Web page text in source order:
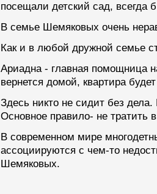
посещали детский сад, всегда
В семье Шемяковых очень
Как и в любой дружной семье
Ариадна - главная помощница
вернется домой, квартира
Здесь никто не сидит без
Основное правило- не тратить
В современном мире
ассоциируются с чем-то
Шемяковых.